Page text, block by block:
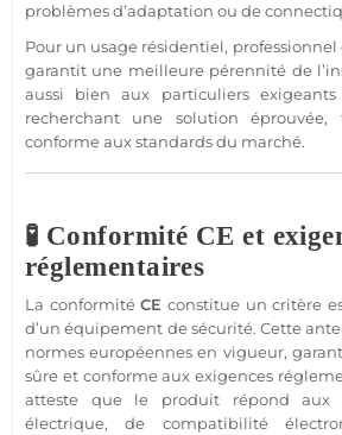
problèmes d’adaptation ou de
Pour un usage résidentiel, professionnel
garantit une meilleure pérennité de
aussi bien aux particuliers exigeants
recherchant une solution
conforme aux standards du marché.
🧪 Conformité CE et
réglementaires
La conformitéCE constitue un critère
d’un équipement desécurité. Cette
normes européennes en vigueur,
sûre et conforme aux exigences
atteste que le produit répond aux
électrique, de compatibilité